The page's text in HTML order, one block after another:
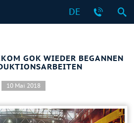
DE
GOK WIEDER BEGANNEN
10 Mai 2018